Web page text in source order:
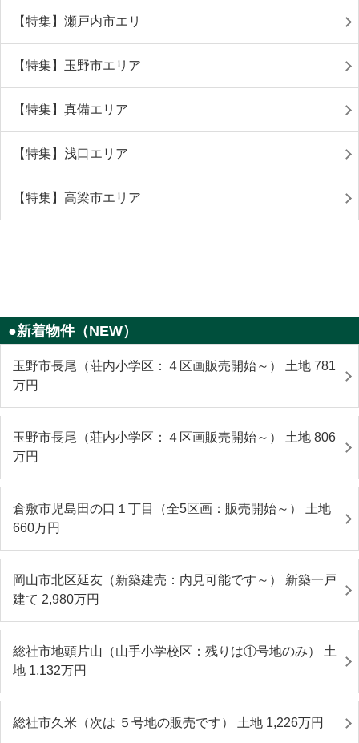
【特集】瀬戸内市エリ
【特集】玉野市エリア
【特集】真備エリア
【特集】浅口エリア
【特集】高梁市エリア
●新着物件（NEW）
玉野市長尾（荘内小学区：４区画販売開始～） 土地 781
万円
玉野市長尾（荘内小学区：４区画販売開始～） 土地 806
万円
倉敷市児島田の口１丁目（全5区画：販売開始～） 土地
660万円
岡山市北区延友（新築建売：内見可能です～） 新築一戸
建て 2,980万円
総社市地頭片山（山手小学校区：残りは①号地のみ） 土
地 1,132万円
総社市久米（次は ５号地の販売です） 土地 1,226万円